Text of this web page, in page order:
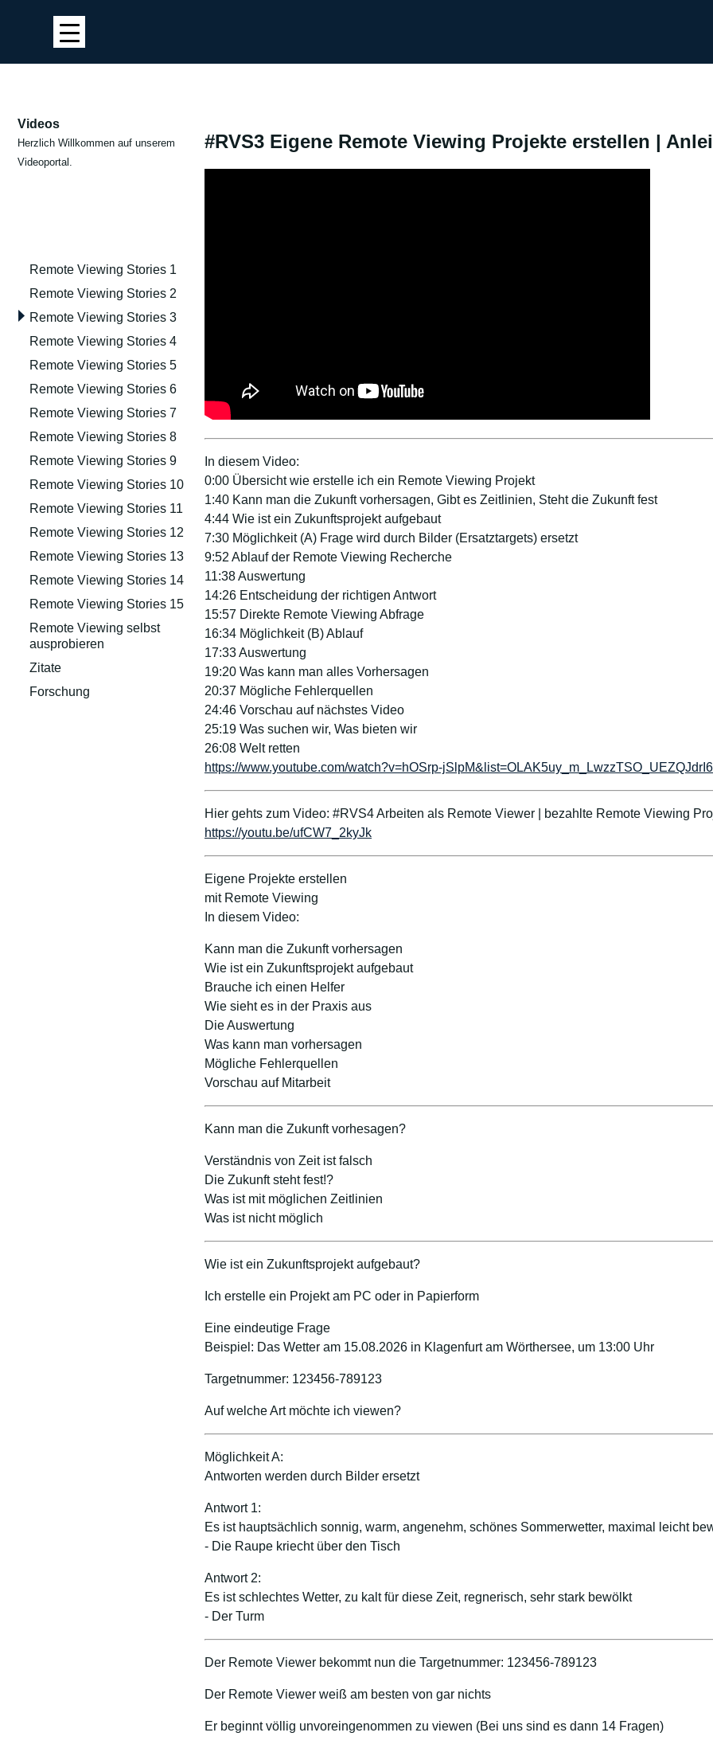
Videos
Herzlich Willkommen auf unserem
Videoportal.
Remote Viewing Stories 1
Remote Viewing Stories 2
Remote Viewing Stories 3
Remote Viewing Stories 4
Remote Viewing Stories 5
Remote Viewing Stories 6
Remote Viewing Stories 7
Remote Viewing Stories 8
Remote Viewing Stories 9
Remote Viewing Stories 10
Remote Viewing Stories 11
Remote Viewing Stories 12
Remote Viewing Stories 13
Remote Viewing Stories 14
Remote Viewing Stories 15
Remote Viewing selbst
ausprobieren
Zitate
Forschung
#RVS3 Eigene Remote Viewing Projekte erstellen |
In diesem Video:
0:00 Übersicht wie erstelle ich ein Remote Viewing Projekt
1:40 Kann man die Zukunft vorhersagen, Gibt es Zeitlinien, Steht die Zukunft fest
4:44 Wie ist ein Zukunftsprojekt aufgebaut
7:30 Möglichkeit (A) Frage wird durch Bilder (Ersatztargets) ersetzt
9:52 Ablauf der Remote Viewing Recherche
11:38 Auswertung
14:26 Entscheidung der richtigen Antwort
15:57 Direkte Remote Viewing Abfrage
16:34 Möglichkeit (B) Ablauf
17:33 Auswertung
19:20 Was kann man alles Vorhersagen
20:37 Mögliche Fehlerquellen
24:46 Vorschau auf nächstes Video
25:19 Was suchen wir, Was bieten wir
26:08 Welt retten
https://www.youtube.com/watch?v=hOSrp-
Hier gehts zum Video: #RVS4 Arbeiten als Remote Viewer | bezahlte Remote Viewing
https://youtu.be/ufCW7_2kyJk
Eigene Projekte erstellen
mit Remote Viewing
In diesem Video:
Kann man die Zukunft vorhersagen
Wie ist ein Zukunftsprojekt aufgebaut
Brauche ich einen Helfer
Wie sieht es in der Praxis aus
Die Auswertung
Was kann man vorhersagen
Mögliche Fehlerquellen
Vorschau auf Mitarbeit
Kann man die Zukunft vorhesagen?
Verständnis von Zeit ist falsch
Die Zukunft steht fest!?
Was ist mit möglichen Zeitlinien
Was ist nicht möglich
Wie ist ein Zukunftsprojekt aufgebaut?
Ich erstelle ein Projekt am PC oder in Papierform
Eine eindeutige Frage
Beispiel: Das Wetter am 15.08.2026 in Klagenfurt am Wörthersee, um 13:00 Uhr
Targetnummer: 123456-789123
Auf welche Art möchte ich viewen?
Möglichkeit A:
Antworten werden durch Bilder ersetzt
Antwort 1:
Es ist hauptsächlich sonnig, warm, angenehm, schönes Sommerwetter, maximal leicht
- Die Raupe kriecht über den Tisch
Antwort 2:
Es ist schlechtes Wetter, zu kalt für diese Zeit, regnerisch, sehr stark bewölkt
- Der Turm
Der Remote Viewer bekommt nun die Targetnummer: 123456-789123
Der Remote Viewer weiß am besten von gar nichts
Er beginnt völlig unvoreingenommen zu viewen (Bei uns sind es dann 14 Fragen)